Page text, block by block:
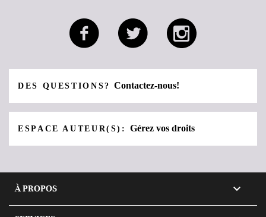
DES QUESTIONS?Contactez-nous!
ESPACE AUTEUR(S):Gérez vos droits
À PROPOS 